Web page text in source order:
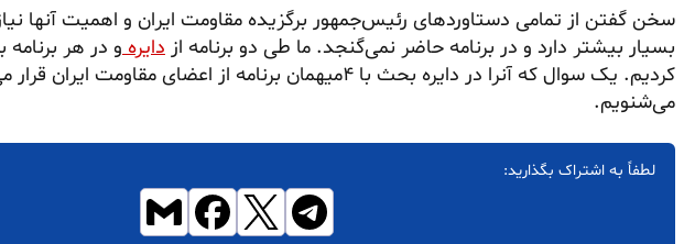
سخن گفتن از تمامی دستاوردهای رئیس‌جمهور برگزیده مقاومت ایران و اهمیت آنها
بسیار بیشتر دارد و در برنامه حاضر نمی‌گنجد. ما طی دو برنامه از دایرهو در هر
کردیم. یک سوال که آنرا در دایره بحث با ۴میهمان برنامه از اعضای
می‌شنویم.
لطفاً به اشتراک بگذارید: